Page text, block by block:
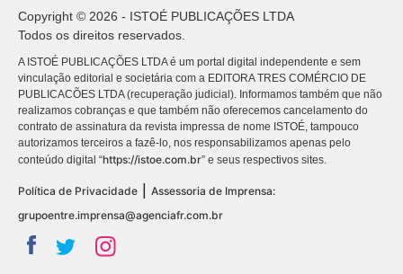
Copyright © 2026 - ISTOÉ PUBLICAÇÕES LTDA
Todos os direitos reservados.
A ISTOÉ PUBLICAÇÕES LTDA é um portal digital independente e sem
vinculação editorial e societária com a EDITORA TRES COMÉRCIO DE
PUBLICACÕES LTDA (recuperação judicial). Informamos também que não
realizamos cobranças e que também não oferecemos cancelamento do
contrato de assinatura da revista impressa de nome ISTOÉ, tampouco
autorizamos terceiros a fazê-lo, nos responsabilizamos apenas pelo
conteúdo digital “https://istoe.com.br” e seus respectivos sites.
Política de Privacidade
Assessoria de Imprensa:
grupoentre.imprensa@agenciafr.com.br